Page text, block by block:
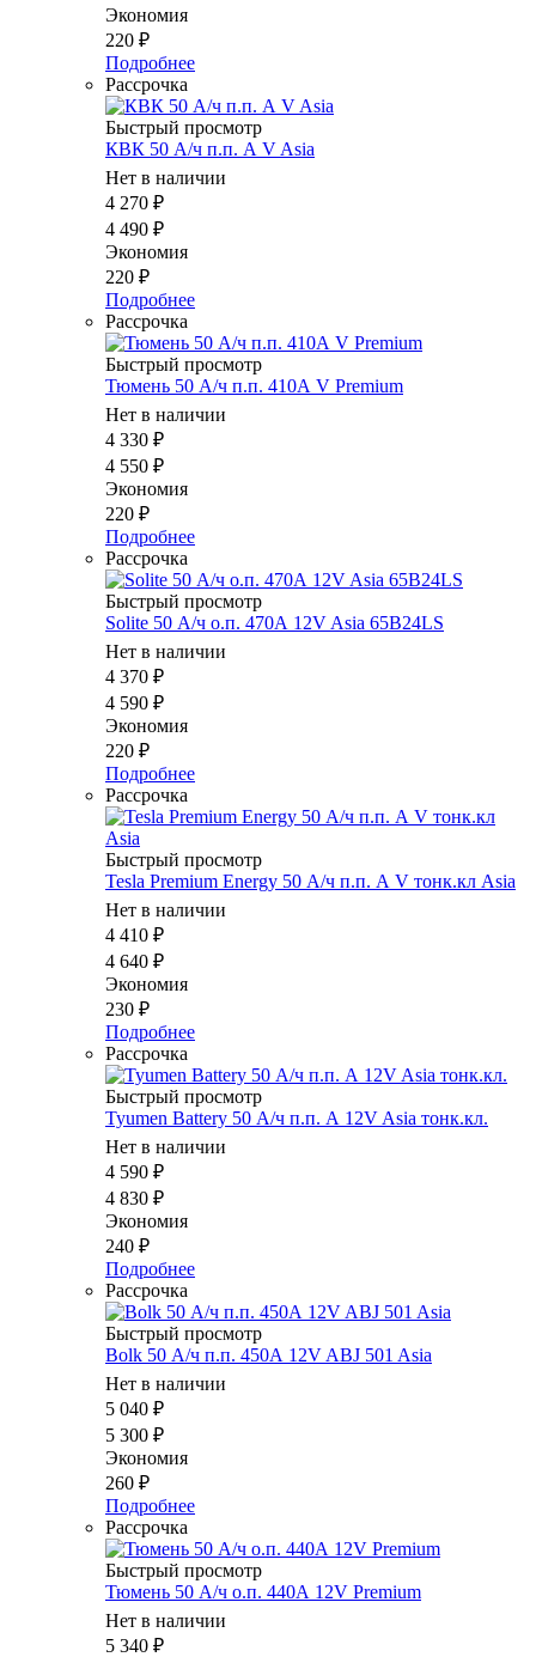
Экономия
220 ₽
Подробнее
Рассрочка
Быстрый просмотр
КВК 50 А/ч п.п. А V Asia
Нет в наличии
4 270 ₽
4 490 ₽
Экономия
220 ₽
Подробнее
Рассрочка
Быстрый просмотр
Тюмень 50 А/ч п.п. 410А V Premium
Нет в наличии
4 330 ₽
4 550 ₽
Экономия
220 ₽
Подробнее
Рассрочка
Быстрый просмотр
Solite 50 А/ч о.п. 470А 12V Asia 65B24LS
Нет в наличии
4 370 ₽
4 590 ₽
Экономия
220 ₽
Подробнее
Рассрочка
Быстрый просмотр
Tesla Premium Energy 50 А/ч п.п. А V тонк.кл Asia
Нет в наличии
4 410 ₽
4 640 ₽
Экономия
230 ₽
Подробнее
Рассрочка
Быстрый просмотр
Tyumen Battery 50 А/ч п.п. А 12V Asia тонк.кл.
Нет в наличии
4 590 ₽
4 830 ₽
Экономия
240 ₽
Подробнее
Рассрочка
Быстрый просмотр
Bolk 50 А/ч п.п. 450А 12V ABJ 501 Asia
Нет в наличии
5 040 ₽
5 300 ₽
Экономия
260 ₽
Подробнее
Рассрочка
Быстрый просмотр
Тюмень 50 А/ч о.п. 440А 12V Premium
Нет в наличии
5 340 ₽